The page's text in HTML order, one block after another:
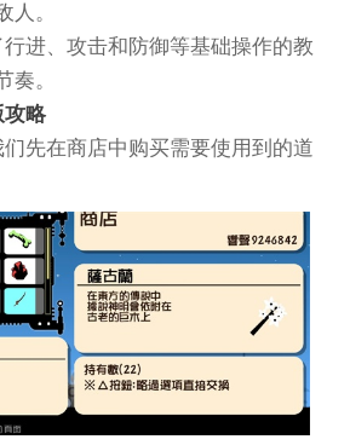
人。
进、攻击和防御等基础操作的教
奏。
攻略
先在商店中购买需要使用到的道